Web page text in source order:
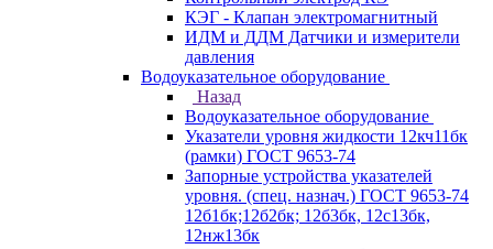
КЭГ - Клапан электромагнитный
ИДМ и ДДМ Датчики и измерители
давления
Водоуказательное оборудование
Назад
Водоуказательное оборудование
Указатели уровня жидкости 12кч11бк
(рамки) ГОСТ 9653-74
Запорные устройства указателей
уровня. (спец. назнач.) ГОСТ 9653-74
12б1бк;12б2бк; 12б3бк, 12с13бк,
12нж13бк